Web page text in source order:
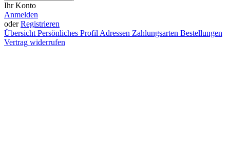
Ihr Konto
Anmelden
oderRegistrieren
Übersicht Persönliches Profil Adressen Zahlungsarten Bestellungen
Vertrag widerrufen